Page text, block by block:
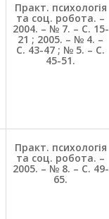
Практ. психологія
та соц. робота. –
2004. – № 7. – С. 15-
21 ; 2005. – № 4. –
С. 43-47 ; № 5. – С.
45-51.
Практ. психологія
та соц. робота. –
2005. – № 8. – С. 49-
65.